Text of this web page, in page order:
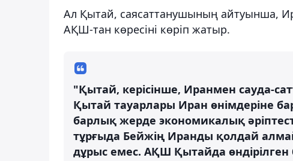
Ал Қытай, саясаттанушының айтуынша,
АҚШ-тан көресіні көріп жатыр.
"Қытай, керісінше, Иранмен сауда-
Қытай тауарлары Иран өнімдеріне
барлық жерде экономикалық
тұрғыда Бейжің Иранды қолдай
дұрыс емес. АҚШ Қытайда